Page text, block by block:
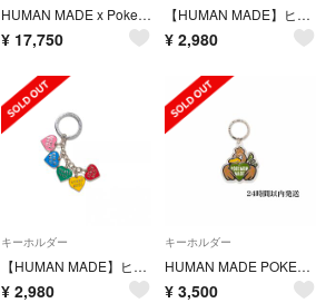
HUMAN MADE x Pokemon Made
¥ 17,750
【HUMAN MADE】ヒューマンメイド ハートキー ホルダー チャーム
¥ 2,980
キーホルダー
【HUMAN MADE】ヒューマンメイド ハートキー ホルダー チャーム
¥ 2,980
キーホルダー
HUMAN MADE POKEMON MADE KEY RING #2
¥ 3,500